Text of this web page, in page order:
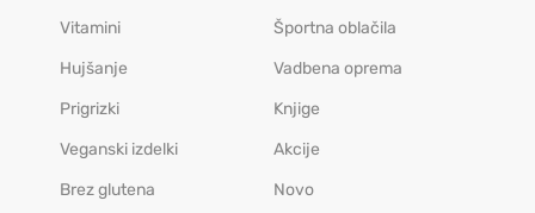
Vitamini
Hujšanje
Prigrizki
Veganski izdelki
Brez glutena
Športna oblačila
Vadbena oprema
Knjige
Akcije
Novo